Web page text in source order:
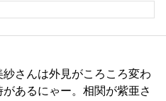
さんは外見がころころ変わ
あるにゃー。相関が紫亜さ